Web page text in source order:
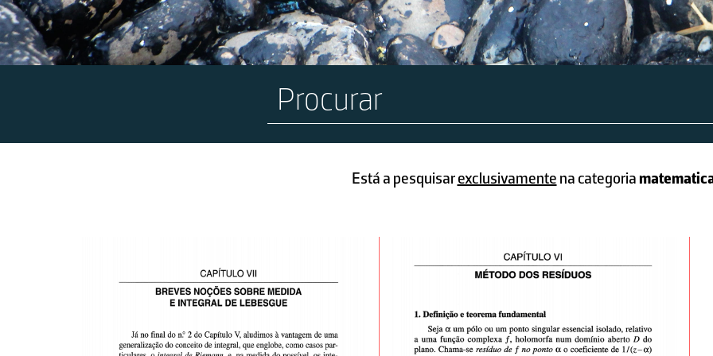
Está a pesquisarexclusivamente na categoria